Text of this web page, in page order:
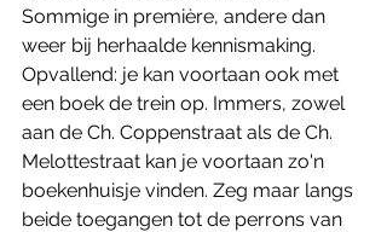
Sommige in première, andere dan
weer bij herhaalde kennismaking.
Opvallend: je kan voortaan ook met
een boek de trein op. Immers, zowel
aan de Ch. Coppenstraat als de Ch.
Melottestraat kan je voortaan zo'n
boekenhuisje vinden. Zeg maar langs
beide toegangen tot de perrons van